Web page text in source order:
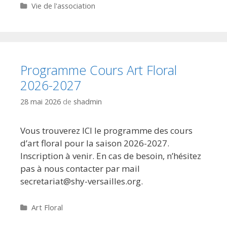
Catégories
Vie de l'association
Programme Cours Art Floral
2026-2027
28 mai 2026 de shadmin
Vous trouverez ICI le programme des cours
d’art floral pour la saison 2026-2027.
Inscription à venir. En cas de besoin, n’hésitez
pas à nous contacter par mail
secretariat@shy-versailles.org.
Catégories
Art Floral